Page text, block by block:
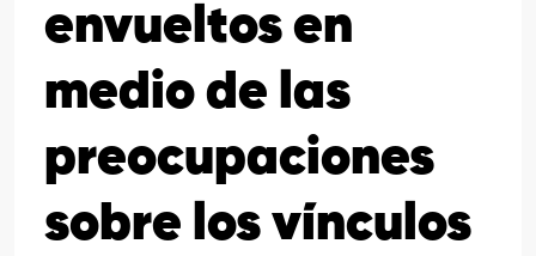
envueltos en
medio de las
preocupaciones
sobre los vínculos